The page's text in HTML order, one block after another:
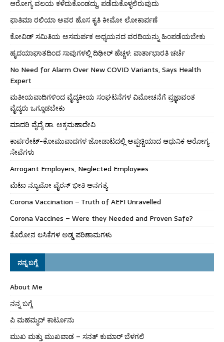
ಆರೋಗ್ಯ ವಲಯ ಕಳೆದುಕೊಂಡದ್ದು, ಪಡೆದುಕೊಳ್ಳಲಿರುವುದು
ಫಾತಿಮಾ ರಲಿಯಾ ಅವರ ಹೊಸ ಕೃತಿ ಕೀಮೋ ಲೋಕಾರ್ಪಣೆ
ಕೋವಿಡ್ ಸಮಿತಿಯ ಅಸಮರ್ಪಕ ಅಧ್ಯಯನದ ವರದಿಯನ್ನು ಹಿಂಪಡೆಯಬೇಕು
ಹೃದಯಾಘಾತದಿಂದ ಸಾವುಗಳಲ್ಲಿ ದಿಢೀರ್ ಹೆಚ್ಚಳ: ವಾರ್ತಾಭಾರತಿ ಚರ್ಚೆ
No Need for Alarm Over New COVID Variants, Says Health
Expert
ಮತೀಯವಾದಿಗಳಿಂದ ವೈದ್ಯಕೀಯ ಸಂಘಟನೆಗಳ ವಿಮೋಚನೆಗೆ ಪ್ರಜ್ಞಾವಂತ
ವೈದ್ಯರು ಒಗ್ಗೂಡಬೇಕು
ಮಾದರಿ ವೈದ್ಯೆ ಡಾ. ಅಕ್ಕಮಹಾದೇವಿ
ಕಾರ್ಪರೇಟ್-ಕೋಮುವಾದಗಳ ಜೋಡಾಟದಲ್ಲಿ ಅಪ್ಪಚ್ಚಿಯಾದ ಆಧುನಿಕ ಆರೋಗ್ಯ
ಸೇವೆಗಳು
Arrogant Employers, Neglected Employees
ಮೆಟಾ ನ್ಯೂಮೋ ವೈರಸ್ ಭೀತಿ ಅನಗತ್ಯ
Corona Vaccination – Truth of AEFI Unravelled
Corona Vaccines – Were they Needed and Proven Safe?
ಕೊರೋನ ಲಸಿಕೆಗಳ ಅಡ್ಡ ಪರಿಣಾಮಗಳು
ನನ್ನ ಬಗ್ಗೆ
About Me
ನನ್ನ ಬಗ್ಗೆ
ಪಿ ಮಹಮ್ಮದ್ ಕಾರ್ಟೂನು
ಮುಖ ಮತ್ತು ಮುಖವಾಡ – ಸನತ್ ಕುಮಾರ್ ಬೆಳಗಲಿ